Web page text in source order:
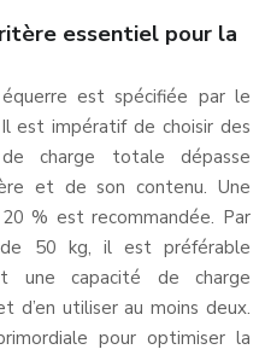
essentiel pour la
est spécifiée par le
est impératif de choisir des
charge totale dépasse
et de son contenu. Une
% est recommandée. Par
50 kg, il est préférable
une capacité de charge
d’en utiliser au moins deux.
pour optimiser la